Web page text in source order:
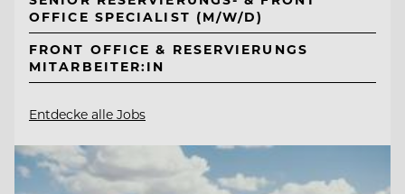
OFFICE SPECIALIST (M/W/D)
FRONT OFFICE & RESERVIERUNGS
MITARBEITER:IN
Entdecke alle Jobs